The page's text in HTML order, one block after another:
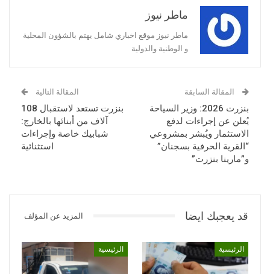
ماطر نيوز
ماطر نيوز موقع اخباري شامل يهتم بالشؤون المحلية
و الوطنية والدولية
المقالة السابقة
بنزرت 2026: وزير السياحة
يُعلن عن إجراءات لدفع
الاستثمار ويُبشر بمشروعي
“القرية الحرفية بسجنان”
و”مارينا بنزرت”
المقالة التالية
بنزرت تستعد لاستقبال 108
آلاف من أبنائها بالخارج:
شبابيك خاصة وإجراءات
استثنائية
قد يعجبك ايضا المزيد عن المؤلف
الرئيسية الرئيسية